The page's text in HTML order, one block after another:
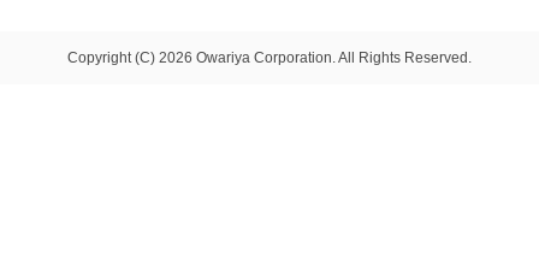
Copyright (C) 2026 Owariya Corporation. All Rights Reserved.